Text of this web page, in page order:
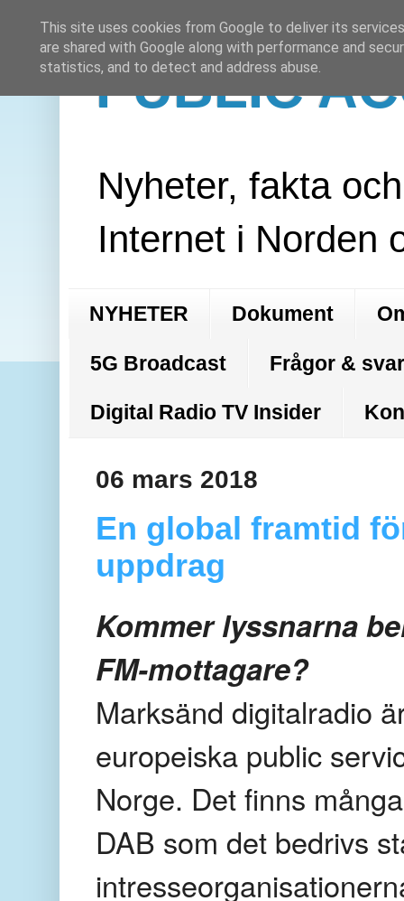
PUBLIC
Nyheter, fakta
Internet i Norden
NYHETER Dokument
5G Broadcast Frågor &
Digital Radio TV Insider
06 mars 2018
En global framtid
uppdrag
Kommer lyssnarna
FM-mottagare?
Marksänd digitalradio
europeiska public
Norge. Det finns
DAB som det bedrivs
This site uses cookies from Google to deliver its
are shared with Google along with performance and
statistics, and to detect and address abuse.